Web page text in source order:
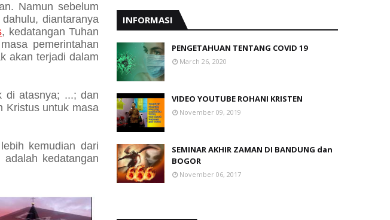
Namun sebelum
diantaranya
, kedatangan Tuhan
pemerintahan
akan terjadi dalam
di atasnya; ...; dan
Kristus untuk masa
kemudian dari
adalah kedatangan
INFORMASI
PENGETAHUAN TENTANG COVID 19
March 26, 2020
VIDEO YOUTUBE ROHANI KRISTEN
November 09, 2019
SEMINAR AKHIR ZAMAN DI BANDUNG dan
BOGOR
November 06, 2017